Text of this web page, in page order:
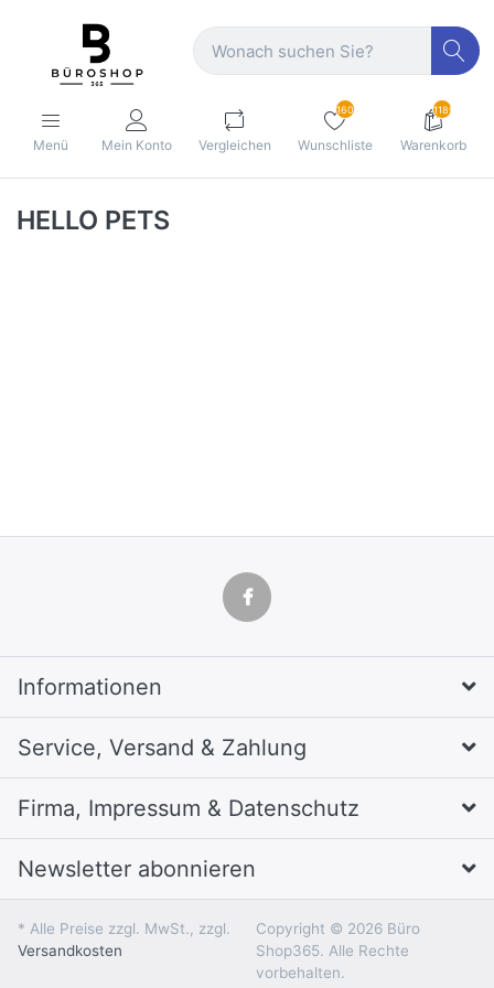
Menü Mein Konto Vergleichen
160
Wunschliste
1189
Warenkorb
HELLO PETS
Informationen
Service, Versand & Zahlung
Firma, Impressum & Datenschutz
Newsletter abonnieren
* Alle Preise zzgl. MwSt., zzgl.
Versandkosten
Copyright © 2026 Büro
Shop365. Alle Rechte
vorbehalten.